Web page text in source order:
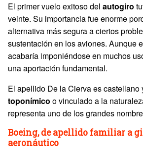
El primer vuelo exitoso del autogiro
veinte. Su importancia fue enorme
alternativa más segura a ciertos
sustentación en los aviones. Aunque
acabaría imponiéndose en muchos
una aportación fundamental.
El apellido De la Cierva es castellano
toponímico o vinculado a la
representa uno de los grandes
Boeing, de apellido familiar a
aeronáutico